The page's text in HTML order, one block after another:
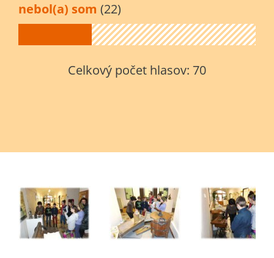
nebol(a) som (22)
Celkový počet hlasov: 70